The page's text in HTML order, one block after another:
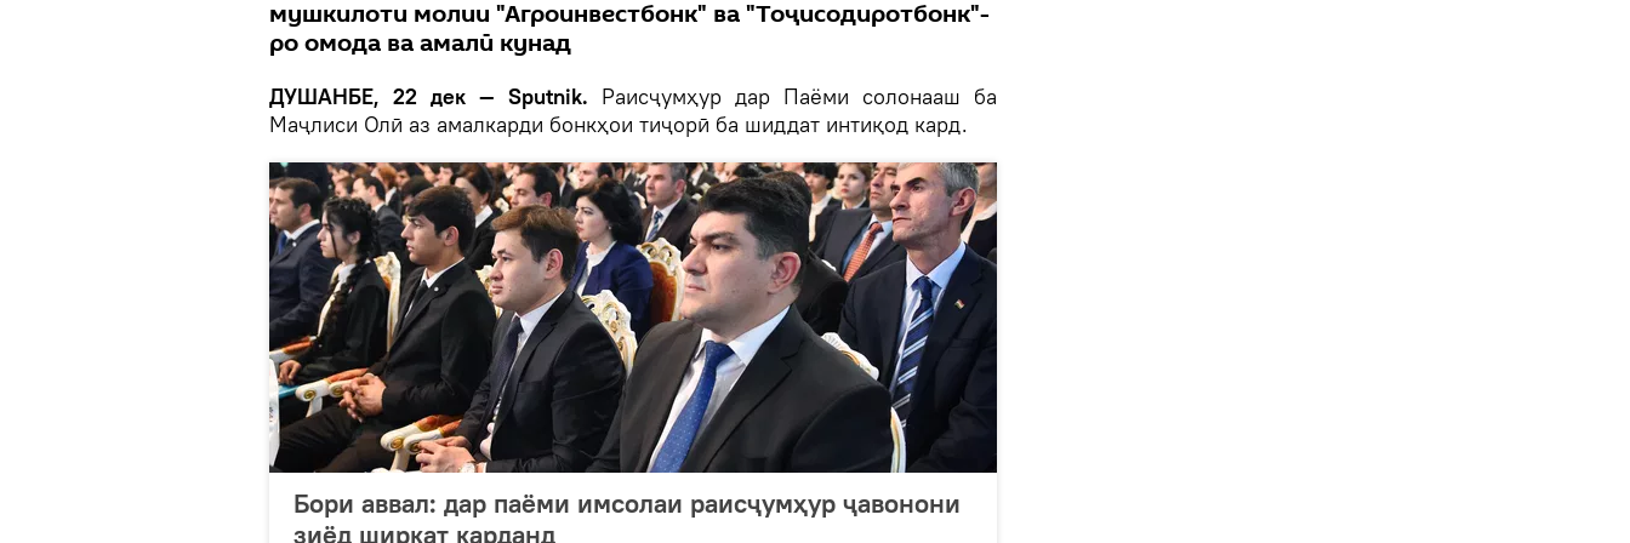
мушкилоти молии "Агроинвестбонк" ва "Тоҷисодиротбонк"-
ро омода ва амалӣ кунад
ДУШАНБЕ, 22 дек — Sputnik. Раисҷумҳур дар Паёми солонааш ба
Маҷлиси Олӣ аз амалкарди бонкҳои тиҷорӣ ба шиддат интиқод кард.
Бори аввал: дар паёми имсолаи раисҷумҳур ҷавонони
зиёд ширкат карданд